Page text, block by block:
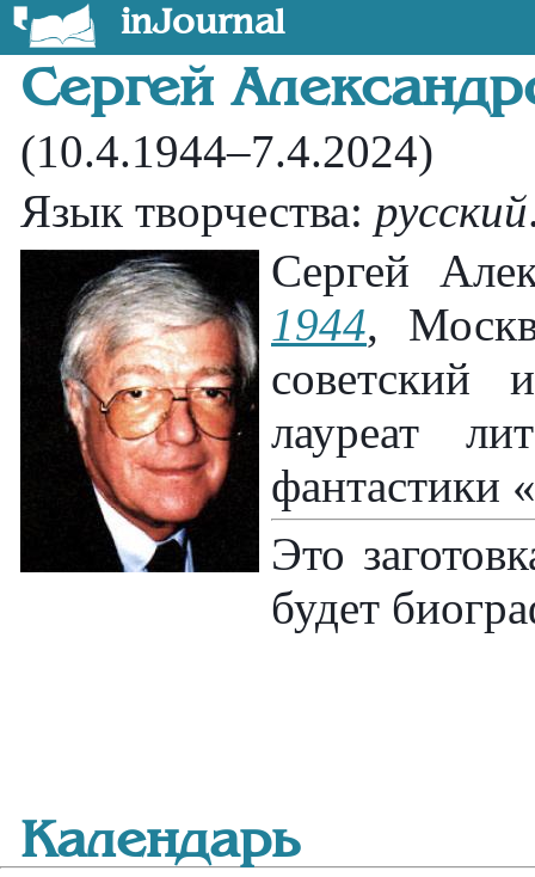
inJournal
Сергей
(10.4.1944–7.4.2024)
Язык творчества: русский
Сергей
1944,
советский
лауреат
фантастики
Это
будет
Календарь